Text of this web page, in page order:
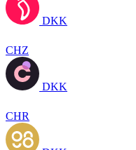
DKK
CHZ
DKK
CHR